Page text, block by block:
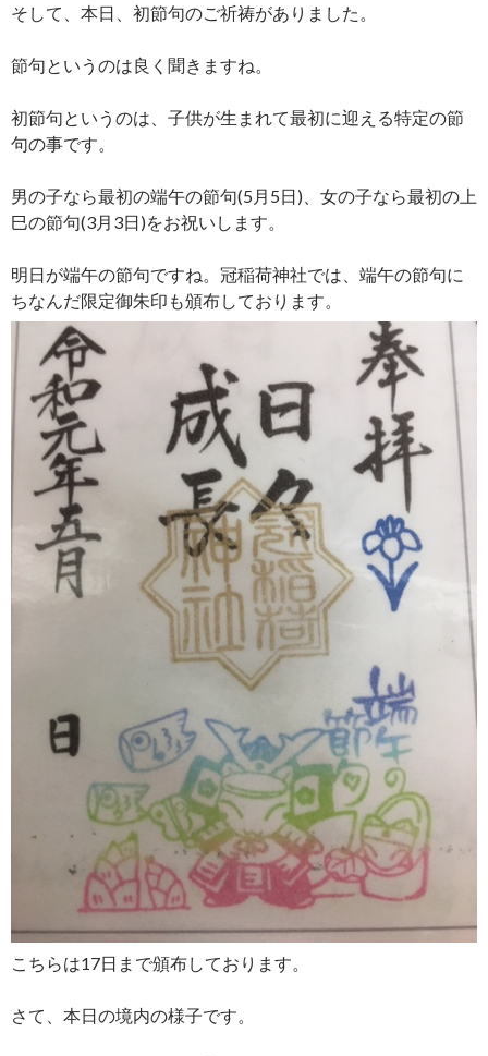
そして、本日、初節句のご祈祷がありました。
節句というのは良く聞きますね。
初節句というのは、子供が生まれて最初に迎える特定の節
句の事です。
男の子なら最初の端午の節句(5月5日)、女の子なら最初の上
巳の節句(3月3日)をお祝いします。
明日が端午の節句ですね。冠稲荷神社では、端午の節句に
ちなんだ限定御朱印も頒布しております。
こちらは17日まで頒布しております。
さて、本日の境内の様子です。